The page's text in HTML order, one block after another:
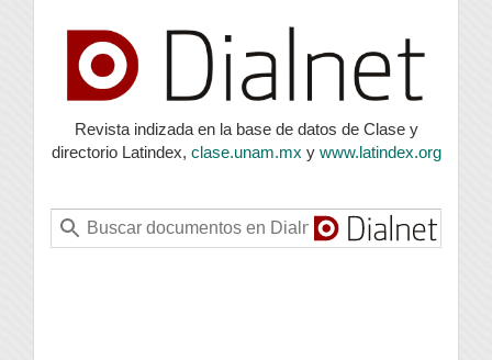
index
Revista indizada en la base de datos de Clase y
directorio Latindex, clase.unam.mx y www.latindex.org